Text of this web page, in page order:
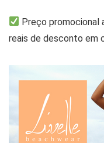
Preço promocional
reais de desconto em